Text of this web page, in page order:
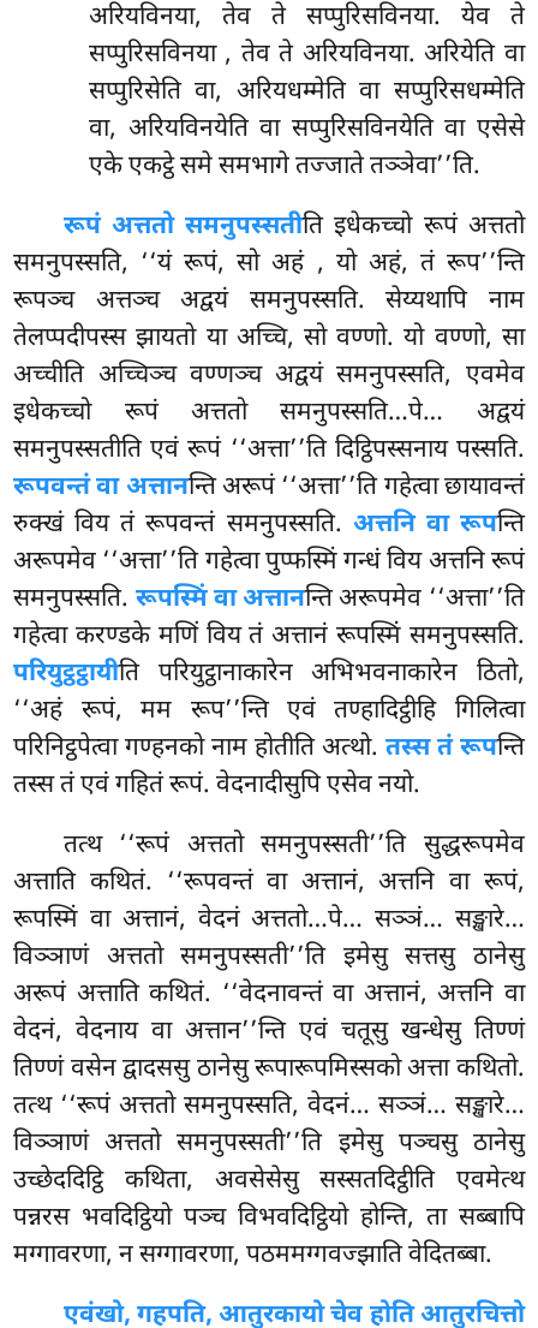
अरियविनया, तेव ते सप्पुरिसविनया. येव ते
सप्पुरिसविनया , तेव ते अरियविनया. अरियेति वा
सप्पुरिसेति वा, अरियधम्मेति वा सप्पुरिसधम्मेति
वा, अरियविनयेति वा सप्पुरिसविनयेति वा एसेसे
एके एकट्ठे समे समभागे तज्जाते तञ्ञेवा’’ति.
रूपं अत्ततो समनुपस्सतीति इधेकच्चो रूपं अत्ततो
समनुपस्सति, ‘‘यं रूपं, सो अहं , यो अहं, तं रूप’’न्ति
रूपञ्च अत्तञ्च अद्वयं समनुपस्सति. सेय्यथापि नाम
तेलप्पदीपस्स झायतो या अच्चि, सो वण्णो. यो वण्णो, सा
अच्चीति अच्चिञ्च वण्णञ्च अद्वयं समनुपस्सति, एवमेव
इधेकच्चो रूपं अत्ततो समनुपस्सति…पे… अद्वयं
समनुपस्सतीति एवं रूपं ‘‘अत्ता’’ति दिट्ठिपस्सनाय पस्सति.
रूपवन्तं वा अत्तानन्ति अरूपं ‘‘अत्ता’’ति गहेत्वा छायावन्तं
रुक्खं विय तं रूपवन्तं समनुपस्सति. अत्तनि वा रूपन्ति
अरूपमेव ‘‘अत्ता’’ति गहेत्वा पुप्फस्मिं गन्धं विय अत्तनि रूपं
समनुपस्सति. रूपस्मिं वा अत्तानन्ति अरूपमेव ‘‘अत्ता’’ति
गहेत्वा करण्डके मणिं विय तं अत्तानं रूपस्मिं समनुपस्सति.
परियुट्ठट्ठायीति परियुट्ठानाकारेन अभिभवनाकारेन ठितो,
‘‘अहं रूपं, मम रूप’’न्ति एवं तण्हादिट्ठीहि गिलित्वा
परिनिट्ठपेत्वा गण्हनको नाम होतीति अत्थो. तस्स तं रूपन्ति
तस्स तं एवं गहितं रूपं. वेदनादीसुपि एसेव नयो.
तत्थ ‘‘रूपं अत्ततो समनुपस्सती’’ति सुद्धरूपमेव
अत्ताति कथितं. ‘‘रूपवन्तं वा अत्तानं, अत्तनि वा रूपं,
रूपस्मिं वा अत्तानं, वेदनं अत्ततो…पे… सञ्ञं… सङ्खारे…
विञ्ञाणं अत्ततो समनुपस्सती’’ति इमेसु सत्तसु ठानेसु
अरूपं अत्ताति कथितं. ‘‘वेदनावन्तं वा अत्तानं, अत्तनि वा
वेदनं, वेदनाय वा अत्तान’’न्ति एवं चतूसु खन्धेसु तिण्णं
तिण्णं वसेन द्वादससु ठानेसु रूपारूपमिस्सको अत्ता कथितो.
तत्थ ‘‘रूपं अत्ततो समनुपस्सति, वेदनं… सञ्ञं… सङ्खारे…
विञ्ञाणं अत्ततो समनुपस्सती’’ति इमेसु पञ्चसु ठानेसु
उच्छेददिट्ठि कथिता, अवसेसेसु सस्सतदिट्ठीति एवमेत्थ
पन्नरस भवदिट्ठियो पञ्च विभवदिट्ठियो होन्ति, ता सब्बापि
मग्गावरणा, न सग्गावरणा, पठममग्गवज्झाति वेदितब्बा.
एवंखो, गहपति, आतुरकायो चेव होति आतुरचित्तो